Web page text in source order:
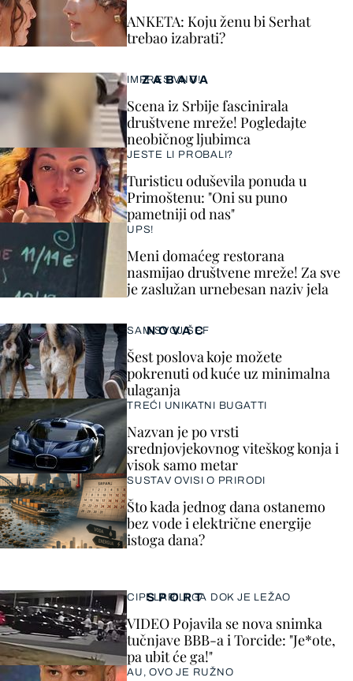
ZABAVA
IMPRESIVNO!
Scena iz Srbije fascinirala
društvene mreže! Pogledajte
neobičnog ljubimca
JESTE LI PROBALI?
Turisticu oduševila ponuda u
Primoštenu: "Oni su puno
pametniji od nas"
UPS!
Meni domaćeg restorana
nasmijao društvene mreže! Za sve
je zaslužan urnebesan naziv jela
SPORT
CIPELARILI GA DOK JE LEŽAO
VIDEO Pojavila se nova snimka
tučnjave BBB-a i Torcide: "Je*ote,
pa ubit će ga!"
AU, OVO JE RUŽNO
ANKETA: Koju ženu bi Serhat
trebao izabrati?
NOVAC
SAM SVOJ ŠEF
Šest poslova koje možete
pokrenuti od kuće uz minimalna
ulaganja
TREĆI UNIKATNI BUGATTI
Nazvan je po vrsti
srednjovjekovnog viteškog konja i
visok samo metar
SUSTAV OVISI O PRIRODI
Što kada jednog dana ostanemo
bez vode i električne energije
istoga dana?